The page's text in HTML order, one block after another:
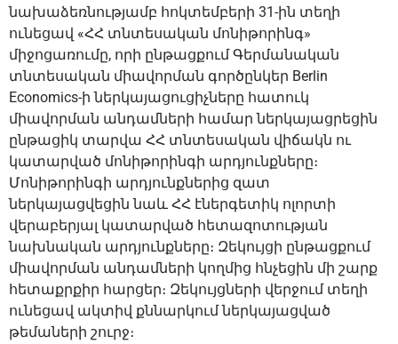
նախաձեռնությամբ հոկտեմբերի 31-ին տեղի
ունեցավ «ՀՀ տնտեսական մոնիթորինգ»
միջոցառումը, որի ընթացքում Գերմանական
տնտեսական միավորման գործընկեր Berlin
Economics-ի ներկայացուցիչները հատուկ
միավորման անդամների համար ներկայացրեցին
ընթացիկ տարվա ՀՀ տնտեսական վիճակն ու
կատարված մոնիթորինգի արդյունքները։
Մոնիթորինգի արդյունքներից զատ
ներկայացվեցին նաև ՀՀ էներգետիկ ոլորտի
վերաբերյալ կատարված հետազոտության
նախնական արդյունքները։ Զեկույցի ընթացքում
միավորման անդամների կողմից հնչեցին մի շարք
հետաքրքիր հարցեր։ Զեկույցների վերջում տեղի
ունեցավ ակտիվ քննարկում ներկայացված
թեմաների շուրջ։